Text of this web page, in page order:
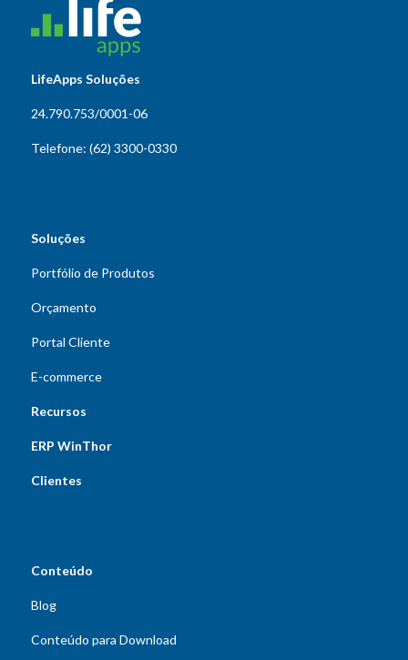
LifeApps Soluções
24.790.753/0001-06
Telefone: (62) 3300-0330
Soluções
Portfólio de Produtos
Orçamento
Portal Cliente
E-commerce
Recursos
ERP WinThor
Clientes
Conteúdo
Blog
Conteúdo para Download